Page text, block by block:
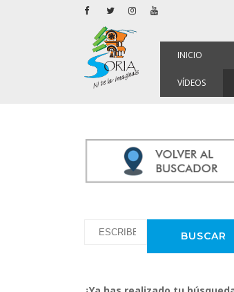
INICIO
VÍDEOS